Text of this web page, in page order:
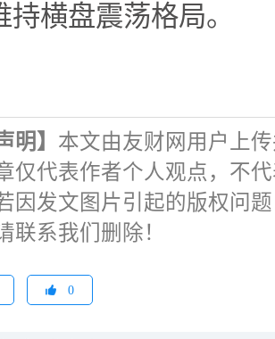
持横盘震荡格局。
明】 本文由友财网用户上
仅代表作者个人观点，不
因发文图片引起的版权问
联系我们删除！
0